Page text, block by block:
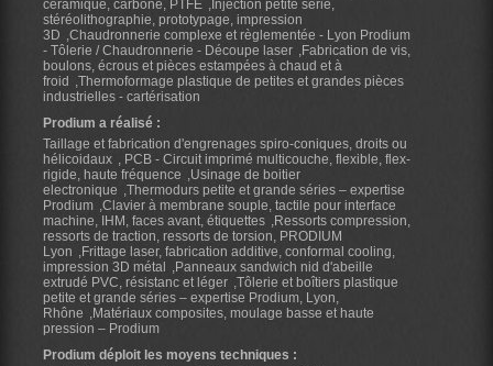
céramique, carbone, PTFE
Injection petite série,
stéréolithographie, prototypage, impression
3D
Chaudronnerie complexe et règlementée - Lyon Prodium
- Tôlerie / Chaudronnerie - Découpe laser
Fabrication de vis,
boulons, écrous et pièces estampées à chaud et à
froid
Thermoformage plastique de petites et grandes pièces
industrielles - cartérisation
Prodium a réalisé :
Taillage et fabrication d'engrenages spiro-coniques, droits ou
hélicoidaux
PCB - Circuit imprimé multicouche, flexible, flex-
rigide, haute fréquence
Usinage de boitier
electronique
Thermodurs petite et grande séries – expertise
Prodium Clavier à membrane souple, tactile pour interface
machine, IHM, faces avant, étiquettes
Ressorts compression,
ressorts de traction, ressorts de torsion, PRODIUM
Lyon
Frittage laser, fabrication additive, conformal cooling,
impression 3D métal
Panneaux sandwich nid d'abeille
extrudé PVC, résistanc et léger Tôlerie et boîtiers plastique
petite et grande séries – expertise Prodium, Lyon,
Rhône
Matériaux composites, moulage basse et haute
pression – Prodium
Prodium déploit les moyens techniques :